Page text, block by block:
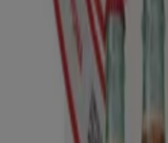
I negozi più vicini
Carrefour Market
Corso Assereto, 37, Rapallo